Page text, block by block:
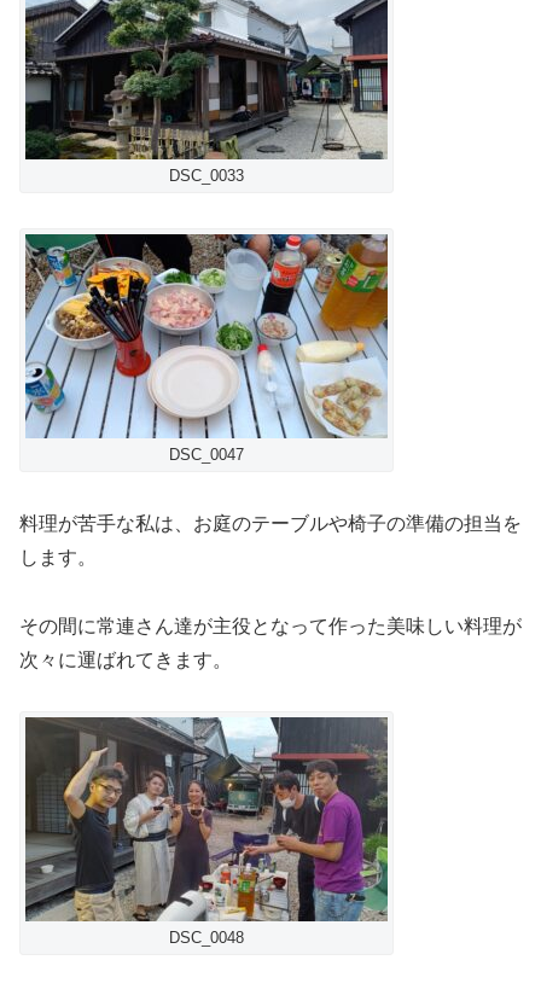
DSC_0033
DSC_0047
料理が苦手な私は、お庭のテーブルや椅子の準備の担当を
します。
その間に常連さん達が主役となって作った美味しい料理が
次々に運ばれてきます。
DSC_0048